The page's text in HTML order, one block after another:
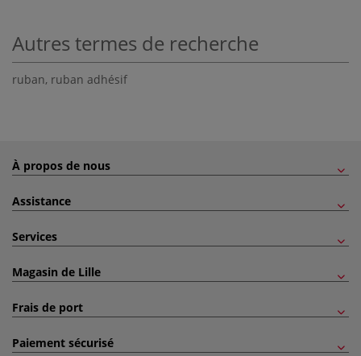
Autres termes de recherche
ruban, ruban adhésif
À propos de nous
Assistance
Services
Magasin de Lille
Frais de port
Paiement sécurisé